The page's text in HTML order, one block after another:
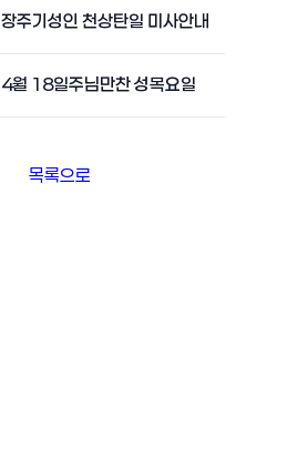
장주기성인 천상탄일 미사안내
4월 18일주님만찬 성목요일
목록으로